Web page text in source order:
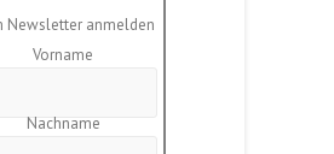
Newsletter anmelden
Vorname
Nachname